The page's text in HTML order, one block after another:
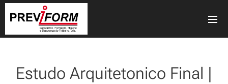
Estudo Arquitetonico Final |